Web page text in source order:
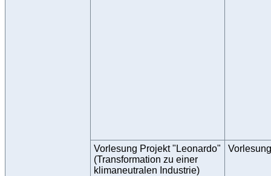
Vorlesung Projekt "Leonardo"
(Transformation zu einer
klimaneutralen Industrie)
Vorlesung